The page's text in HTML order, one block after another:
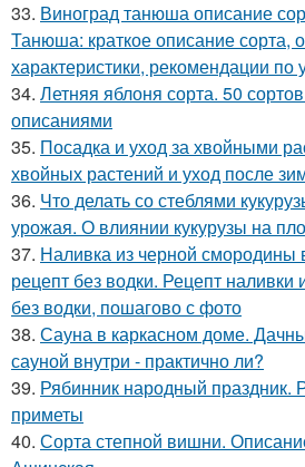
33. Виноград танюша описание
Танюша: краткое описание сорта,
характеристики, рекомендации по
34. Летняя яблоня сорта. 50
описаниями
35. Посадка и уход за хвойными
хвойных растений и уход после
36. Что делать со стеблями
урожая. О влиянии кукурузы на
37. Наливка из черной
рецепт без водки. Рецепт
без водки, пошагово с фото
38. Сауна в каркасном доме.
сауной внутри - практично ли?
39. Рябинник народный праздник.
приметы
40. Сорта степной вишни.